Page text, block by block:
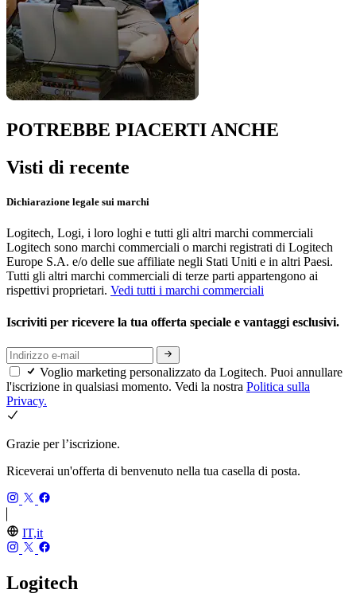
POTREBBE PIACERTI ANCHE
Visti di recente
Dichiarazione legale sui marchi
Logitech, Logi, i loro loghi e tutti gli altri marchi commerciali
Logitech sono marchi commerciali o marchi registrati di Logitech
Europe S.A. e/o delle sue affiliate negli Stati Uniti e in altri Paesi.
Tutti gli altri marchi commerciali di terze parti appartengono ai
rispettivi proprietari. Vedi tutti i marchi commerciali
Iscriviti per ricevere la tua offerta speciale e vantaggi esclusivi.
Voglio marketing personalizzato da Logitech. Puoi annullare
l'iscrizione in qualsiasi momento. Vedi la nostra Politica sulla
Privacy.
Grazie per l’iscrizione.
Riceverai un'offerta di benvenuto nella tua casella di posta.
IT,it
Logitech